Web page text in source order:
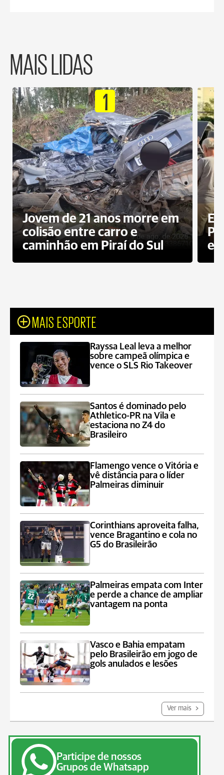
MAIS LIDAS
1
Jovem de 21 anos morre em
colisão entre carro e
caminhão em Piraí do Sul
MAIS ESPORTE
Rayssa Leal leva a melhor
sobre campeã olímpica e
vence o SLS Rio Takeover
Santos é dominado pelo
Athletico-PR na Vila e
estaciona no Z4 do
Brasileiro
Flamengo vence o Vitória e
vê distância para o líder
Palmeiras diminuir
Corinthians aproveita falha,
vence Bragantino e cola no
G5 do Brasileirão
Palmeiras empata com Inter
e perde a chance de ampliar
vantagem na ponta
Vasco e Bahia empatam
pelo Brasileirão em jogo de
gols anulados e lesões
Ver mais
Participe de nossos
Grupos de Whatsapp